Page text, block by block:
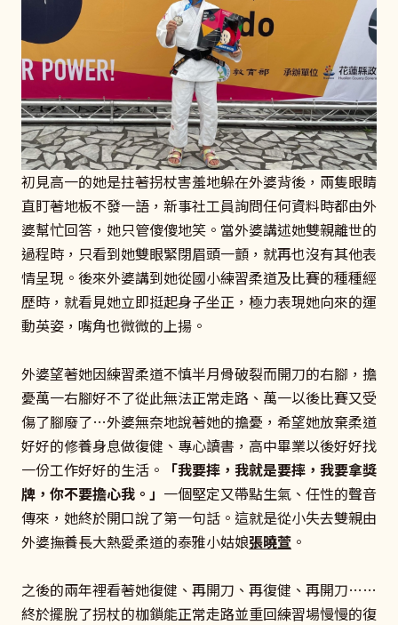
初見高一的她是拄著拐杖害羞地躲在外婆背後，兩隻眼睛
直盯著地板不發一語，新事社工員詢問任何資料時都由外
婆幫忙回答，她只管傻傻地笑。當外婆講述她雙親離世的
過程時，只看到她雙眼緊閉眉頭一顫，就再也沒有其他表
情呈現。後來外婆講到她從國小練習柔道及比賽的種種經
歷時，就看見她立即挺起身子坐正，極力表現她向來的運
動英姿，嘴角也微微的上揚。
外婆望著她因練習柔道不慎半月骨破裂而開刀的右腳，擔
憂萬一右腳好不了從此無法正常走路、萬一以後比賽又受
傷了腳廢了…外婆無奈地說著她的擔憂，希望她放棄柔道
好好的修養身息做復健、專心讀書，高中畢業以後好好找
一份工作好好的生活。
「我要摔，我就是要摔，我要拿獎
牌，你不要擔心我。」 一個堅定又帶點生氣、任性的聲音
傳來，她終於開口說了第一句話。這就是從小失去雙親由
外婆撫養長大熱愛柔道的泰雅小姑娘張曉萱 。
之後的兩年裡看著她復健、再開刀、再復健、再開刀……
終於擺脫了拐杖的枷鎖能正常走路並重回練習場慢慢的復